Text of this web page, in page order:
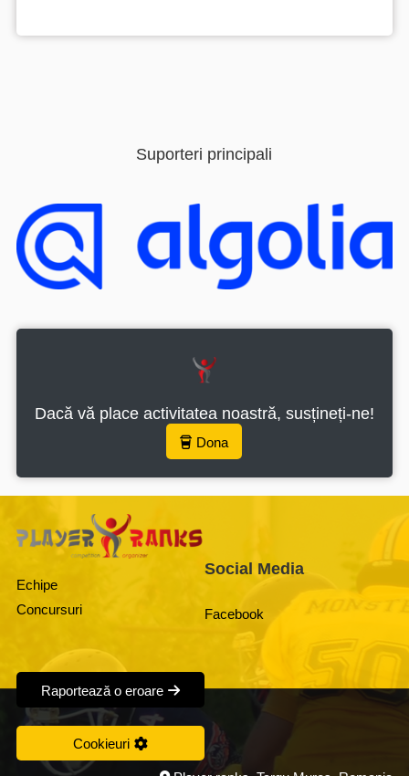
Suporteri principali
Dacă vă place activitatea noastră, susțineți-ne!
Dona
Echipe
Concursuri
Raportează o eroare
Cookieuri
Social Media
Facebook